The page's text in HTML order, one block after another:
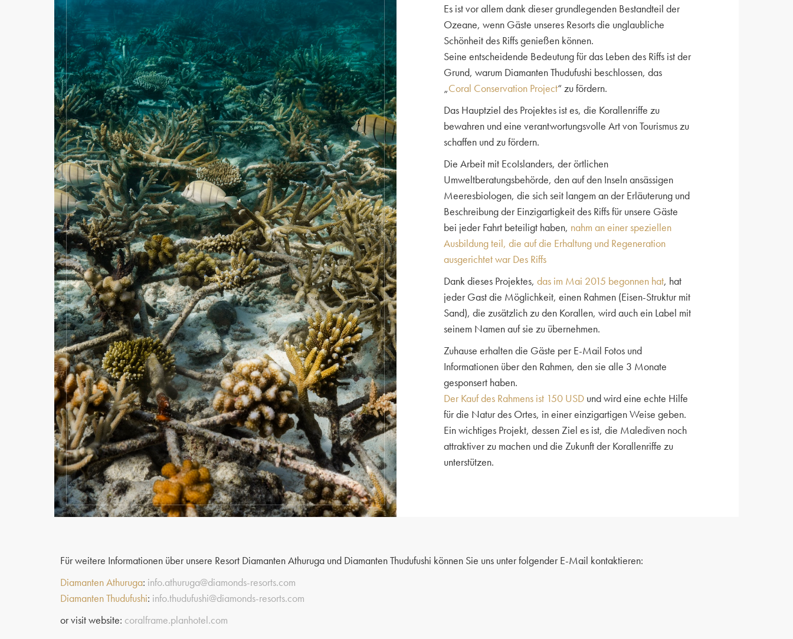
Es ist vor allem dank dieser grundlegenden Bestandteil der
Ozeane, wenn Gäste unseres Resorts die unglaubliche
Schönheit des Riffs genießen können.
Seine entscheidende Bedeutung für das Leben des Riffs ist der
Grund, warum Diamanten Thudufushi beschlossen, das
„Coral Conservation Project“ zu fördern.
Das Hauptziel des Projektes ist es, die Korallenriffe zu
bewahren und eine verantwortungsvolle Art von Tourismus zu
schaffen und zu fördern.
Die Arbeit mit EcoIslanders, der örtlichen
Umweltberatungsbehörde, den auf den Inseln ansässigen
Meeresbiologen, die sich seit langem an der Erläuterung und
Beschreibung der Einzigartigkeit des Riffs für unsere Gäste
bei jeder Fahrt beteiligt haben, nahm an einer speziellen
Ausbildung teil, die auf die Erhaltung und Regeneration
ausgerichtet war Des Riffs
Dank dieses Projektes, das im Mai 2015 begonnen hat, hat
jeder Gast die Möglichkeit, einen Rahmen (Eisen-Struktur mit
Sand), die zusätzlich zu den Korallen, wird auch ein Label mit
seinem Namen auf sie zu übernehmen.
Zuhause erhalten die Gäste per E-Mail Fotos und
Informationen über den Rahmen, den sie alle 3 Monate
gesponsert haben.
Der Kauf des Rahmens ist 150 USD und wird eine echte Hilfe
für die Natur des Ortes, in einer einzigartigen Weise geben.
Ein wichtiges Projekt, dessen Ziel es ist, die Malediven noch
attraktiver zu machen und die Zukunft der Korallenriffe zu
unterstützen.
Für weitere Informationen über unsere Resort Diamanten Athuruga und Diamanten Thudufushi können Sie uns unter folgender E-Mail kontaktieren:
Diamanten Athuruga: info.athuruga@diamonds-resorts.com
Diamanten Thudufushi: info.thudufushi@diamonds-resorts.com
or visit website: coralframe.planhotel.com